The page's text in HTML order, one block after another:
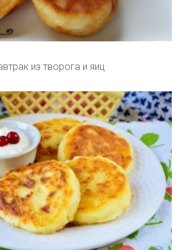
из творога и яиц